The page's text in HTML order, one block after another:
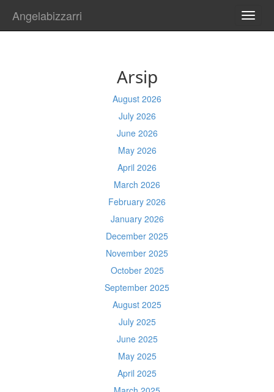
Angelabizzarri
Arsip
August 2026
July 2026
June 2026
May 2026
April 2026
March 2026
February 2026
January 2026
December 2025
November 2025
October 2025
September 2025
August 2025
July 2025
June 2025
May 2025
April 2025